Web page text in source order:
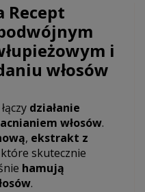
Recept
i
włosów
łączy działanie
włosów.
, ekstrakt z
skutecznie
hamują
.